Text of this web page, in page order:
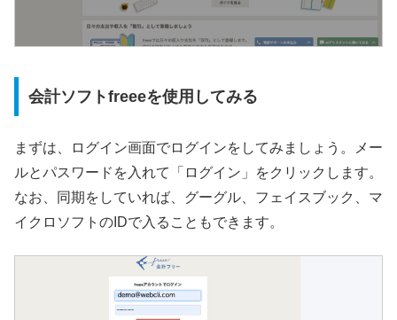
会計ソフトfreeeを使用してみる
まずは、ログイン画面でログインをしてみましょう。メー
ルとパスワードを入れて「ログイン」をクリックします。
なお、同期をしていれば、グーグル、フェイスブック、マ
イクロソフトのIDで入ることもできます。